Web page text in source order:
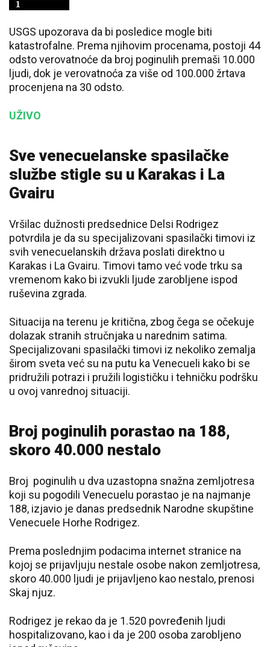
USGS upozorava da bi posledice mogle biti
katastrofalne. Prema njihovim procenama, postoji 44
odsto verovatnoće da broj poginulih premaši 10.000
ljudi, dok je verovatnoća za više od 100.000 žrtava
procenjena na 30 odsto.
UŽIVO
Sve venecuelanske spasilačke
službe stigle su u Karakas i La
Gvairu
Vršilac dužnosti predsednice Delsi Rodrigez
potvrdila je da su specijalizovani spasilački timovi iz
svih venecuelanskih država poslati direktno u
Karakas i La Gvairu. Timovi tamo već vode trku sa
vremenom kako bi izvukli ljude zarobljene ispod
ruševina zgrada.
Situacija na terenu je kritična, zbog čega se očekuje
dolazak stranih stručnjaka u narednim satima.
Specijalizovani spasilački timovi iz nekoliko zemalja
širom sveta već su na putu ka Venecueli kako bi se
pridružili potrazi i pružili logističku i tehničku podršku
u ovoj vanrednoj situaciji.
Broj poginulih porastao na 188,
skoro 40.000 nestalo
Broj poginulih u dva uzastopna snažna zemljotresa
koji su pogodili Venecuelu porastao je na najmanje
188, izjavio je danas predsednik Narodne skupštine
Venecuele Horhe Rodrigez.
Prema poslednjim podacima internet stranice na
kojoj se prijavljuju nestale osobe nakon zemljotresa,
skoro 40.000 ljudi je prijavljeno kao nestalo, prenosi
Skaj njuz.
Rodrigez je rekao da je 1.520 povređenih ljudi
hospitalizovano, kao i da je 200 osoba zarobljeno